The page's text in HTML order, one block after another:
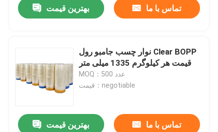
بهترین قیمت تماس با ما
نوار چسب جامبو رول Clear BOPP
قیمت هر کیلوگرم 1335 میلی متر
MOQ：500 عدد
قیمت：negotiable
بهترین قیمت تماس با ما